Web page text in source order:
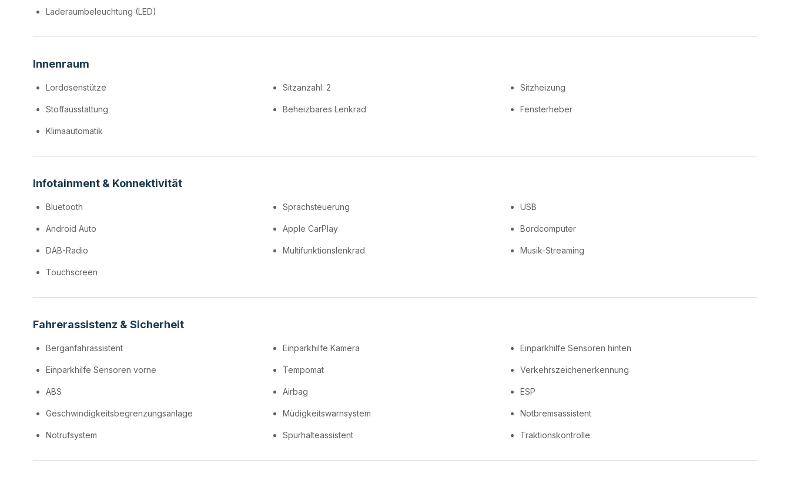
Laderaumbeleuchtung (LED)
Innenraum
Lordosenstütze Sitzanzahl: 2 Sitzheizung
Stoffausstattung Beheizbares Lenkrad Fensterheber
Klimaautomatik
Infotainment & Konnektivität
Bluetooth Sprachsteuerung USB
Android Auto Apple CarPlay Bordcomputer
DAB-Radio Multifunktionslenkrad Musik-Streaming
Touchscreen
Fahrerassistenz & Sicherheit
Berganfahrassistent Einparkhilfe Kamera Einparkhilfe Sensoren hinten
Einparkhilfe Sensoren vorne Tempomat Verkehrszeichenerkennung
ABS Airbag ESP
Geschwindigkeitsbegrenzungsanlage Müdigkeitswarnsystem Notbremsassistent
Notrufsystem Spurhalteassistent Traktionskontrolle